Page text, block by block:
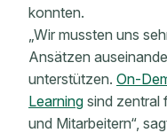
konnten.
„Wir mussten uns
Ansätzen
unterstützen. On-
Learning sind zentral
und Mitarbeitern“,